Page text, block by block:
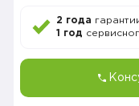
2 года
1 год